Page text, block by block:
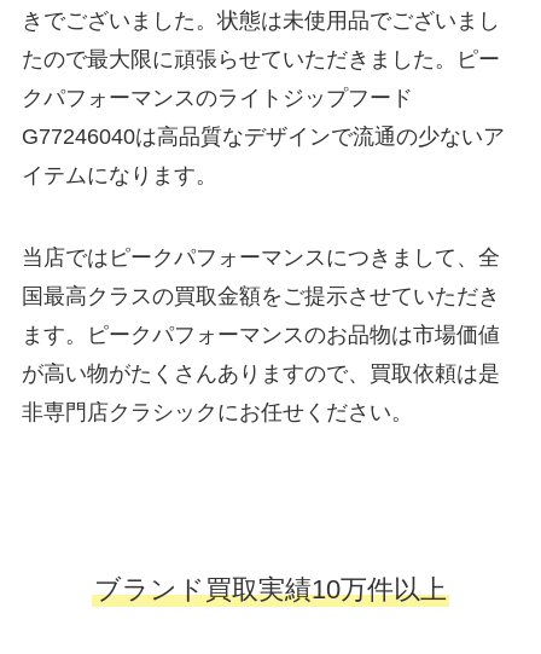
きでございました。状態は未使用品でございまし
たので最大限に頑張らせていただきました。ピー
クパフォーマンスのライトジップフード
G77246040は高品質なデザインで流通の少ないア
イテムになります。
当店ではピークパフォーマンスにつきまして、全
国最高クラスの買取金額をご提示させていただき
ます。ピークパフォーマンスのお品物は市場価値
が高い物がたくさんありますので、買取依頼は是
非専門店クラシックにお任せください。
ブランド買取実績10万件以上